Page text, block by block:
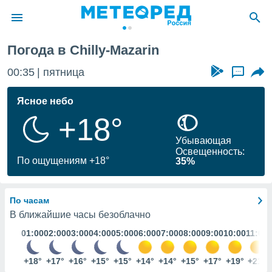
о
Вы можете
к этому
доступ
Погода в Chilly-Mazarin
00:35 пятница ...
Ясное небо
+18°
По ощущениям +18°
Убывающая
Освещенность:
35%
По часам
В ближайшие часы безоблачно
01:00
+18°
02:00
+17°
03:00
+16°
04:00
+15°
05:00
+15°
06:00
+14°
07:00
+14°
08:00
+15°
09:00
+17°
10:00
+19°
11:00
+21°